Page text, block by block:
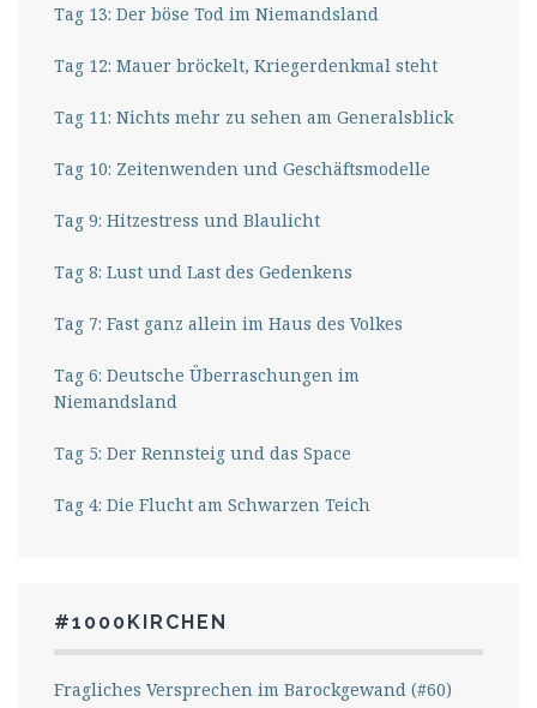
Tag 13: Der böse Tod im Niemandsland
Tag 12: Mauer bröckelt, Kriegerdenkmal steht
Tag 11: Nichts mehr zu sehen am Generalsblick
Tag 10: Zeitenwenden und Geschäftsmodelle
Tag 9: Hitzestress und Blaulicht
Tag 8: Lust und Last des Gedenkens
Tag 7: Fast ganz allein im Haus des Volkes
Tag 6: Deutsche Überraschungen im
Niemandsland
Tag 5: Der Rennsteig und das Space
Tag 4: Die Flucht am Schwarzen Teich
#1000KIRCHEN
Fragliches Versprechen im Barockgewand (#60)